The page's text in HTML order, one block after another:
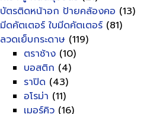
บัตรติดหน้าอก ป้ายคล้องคอ (13)
มีดคัตเตอร์ ใบมีดคัตเตอร์ (81)
ลวดเย็บกระดาษ (119)
ตราช้าง (10)
บอสติก (4)
ราปิด (43)
อโรม่า (11)
เมอร์คิว (16)